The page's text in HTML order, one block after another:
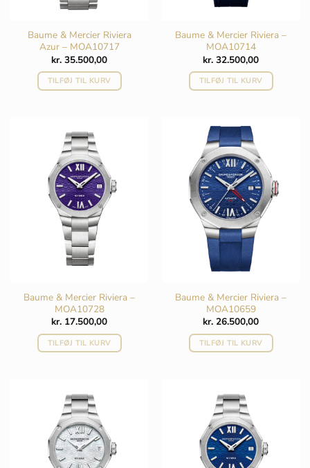
Baume & Mercier Riviera
Azur – MOA10717
kr. 35.500,00
TILFØJ TIL KURV
Baume & Mercier Riviera –
MOA10714
kr. 32.500,00
TILFØJ TIL KURV
Baume & Mercier Riviera –
MOA10728
kr. 17.500,00
TILFØJ TIL KURV
Baume & Mercier Riviera –
MOA10659
kr. 26.500,00
TILFØJ TIL KURV